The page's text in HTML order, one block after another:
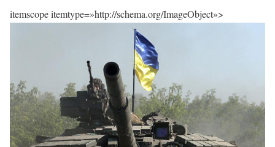
itemscope itemtype=»http://schema.org/ImageObject»>